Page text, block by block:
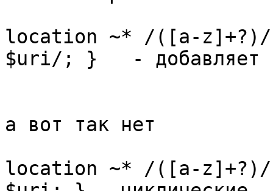
location ~* /([a-
$uri/; }   - добавляет
а вот так нет
location ~* /([a-